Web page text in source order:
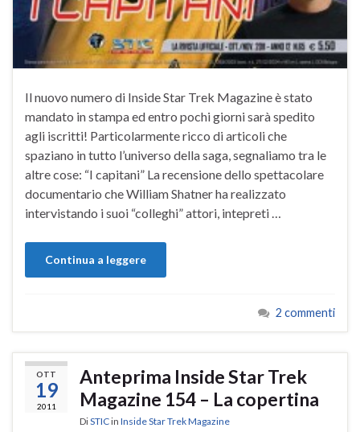
Il nuovo numero di Inside Star Trek Magazine è stato
mandato in stampa ed entro pochi giorni sarà spedito
agli iscritti! Particolarmente ricco di articoli che
spaziano in tutto l’universo della saga, segnaliamo tra le
altre cose: “I capitani” La recensione dello spettacolare
documentario che William Shatner ha realizzato
intervistando i suoi “colleghi” attori, intepreti …
Continua a leggere
2 commenti
OTT
19
2011
Anteprima Inside Star Trek
Magazine 154 – La copertina
DiSTICin Inside Star Trek Magazine